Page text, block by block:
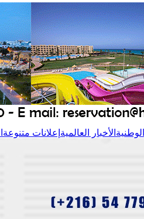
الأخبار العالمية إعلانات متنوعة